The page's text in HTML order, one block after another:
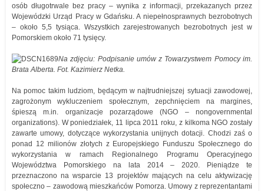
osób długotrwale bez pracy – wynika z informacji, przekazanych przez
Wojewódzki Urząd Pracy w Gdańsku. A niepełnosprawnych bezrobotnych
– około 5,5 tysiąca. Wszystkich zarejestrowanych bezrobotnych jest w
Pomorskiem około 71 tysięcy.
Na zdjęciu: Podpisanie umów z Towarzystwem Pomocy im.
Brata Alberta. Fot. Kazimierz Netka.
Na pomoc takim ludziom, będącym w najtrudniejszej sytuacji zawodowej,
zagrożonym wykluczeniem społecznym, zepchnięciem na margines,
śpieszą m.in. organizacje pozarządowe (NGO – nongovernmental
organizations). W poniedziałek, 11 lipca 2011 roku, z kilkoma NGO zostały
zawarte umowy, dotyczące wykorzystania unijnych dotacji. Chodzi zaś o
ponad 12 milionów złotych z Europejskiego Funduszu Społecznego do
wykorzystania w ramach Regionalnego Programu Operacyjnego
Województwa Pomorskiego na lata 2014 – 2020. Pieniądze te
przeznaczono na wsparcie 13 projektów mających na celu aktywizację
społeczno – zawodową mieszkańców Pomorza. Umowy z reprezentantami